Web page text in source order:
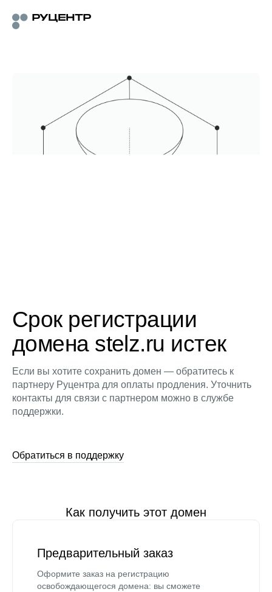
Срок регистрации
домена stelz.ru истек
Если вы хотите сохранить домен — обратитесь к
партнеру Руцентра для оплаты продления. Уточнить
контакты для связи с партнером можно в службе
поддержки.
Обратиться в поддержку
Как получить этот домен
Предварительный заказ
Оформите заказ на регистрацию
освобождающегося домена: вы сможете